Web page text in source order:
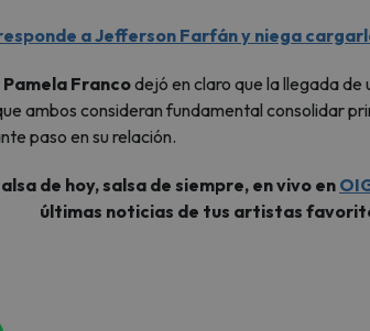
a Jefferson Farfán y niega
Pamela Francodejó en claro que la llegada de
ambos consideran fundamental consolidar
paso en su relación.
de hoy, salsa de siempre, en vivo en
últimas noticias de tus artistas